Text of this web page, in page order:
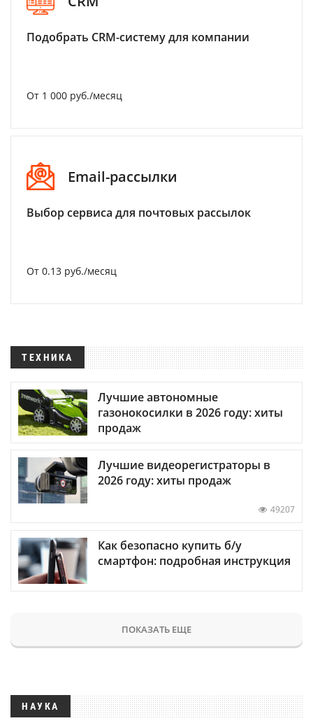
Подобрать CRM-систему для компании
От 1 000 руб./месяц
Email-рассылки
Выбор сервиса для почтовых рассылок
От 0.13 руб./месяц
ТЕХНИКА
Лучшие автономные
газонокосилки в 2026 году: хиты
продаж
Лучшие видеорегистраторы в
2026 году: хиты продаж
49207
Как безопасно купить б/у
смартфон: подробная инструкция
ПОКАЗАТЬ ЕЩЕ
НАУКА